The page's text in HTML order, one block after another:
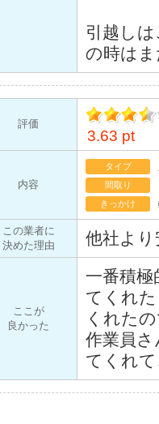
引越し
の時は
評価
イント
3.63 pt
内容
タイプ
間取り
きっかけ
この業者に
決めた理由
他社よ
ここが
良かった
一番積
てくれ
くれた
作業員
てくれ